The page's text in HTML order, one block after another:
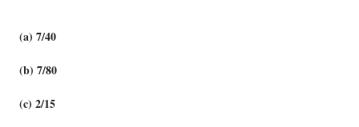
(a) 7/40
(b) 7/80
(c) 2/15